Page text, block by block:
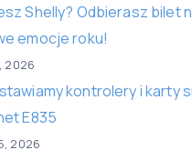
Shelly? Odbierasz bilet
emocje roku!
2026
kontrolery i karty
E835
2026